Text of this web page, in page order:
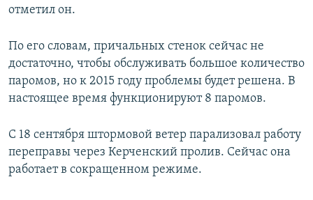
отметил он.
По его словам, причальных стенок сейчас не
достаточно, чтобы обслуживать большое количество
паромов, но к 2015 году проблемы будет решена. В
настоящее время функционируют 8 паромов.
С 18 сентября штормовой ветер парализовал работу
переправы через Керченский пролив. Сейчас она
работает в сокращенном режиме.